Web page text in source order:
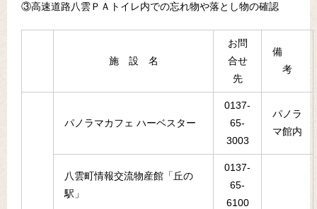
③高速道路八雲ＰＡトイレ内での忘れ物や落とし物の確認
施 設 名
お問
合せ
先
備
考
パノラマカフェ ハーベスター
0137-
65-
3003
パノラ
マ館内
八雲町情報交流物産館「丘の
駅」
0137-
65-
6100